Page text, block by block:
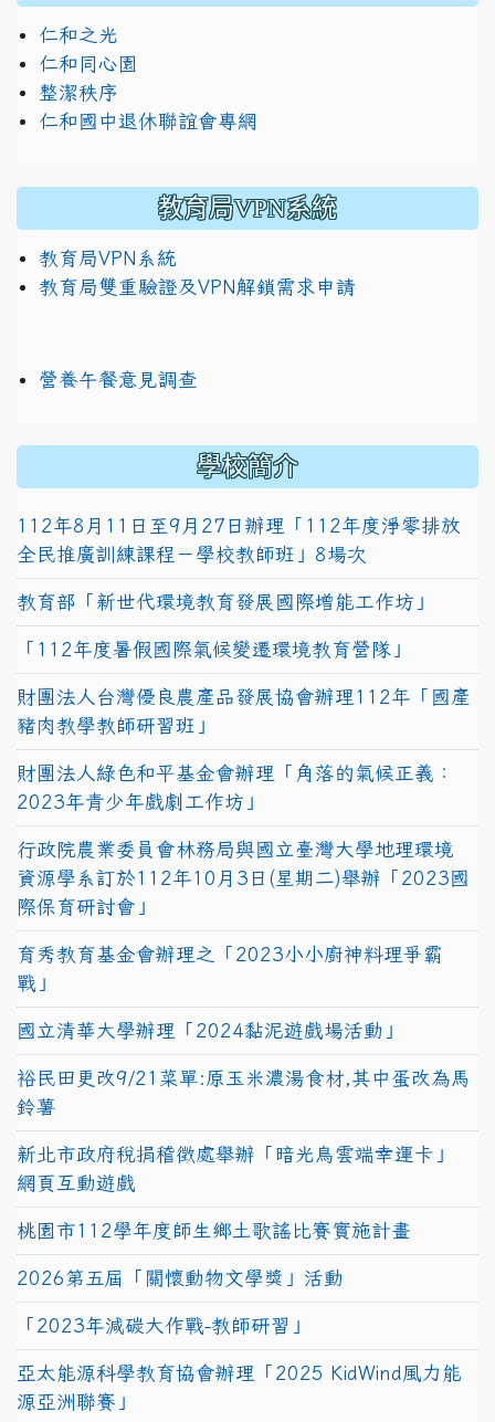
仁和之光
仁和同心園
整潔秩序
仁和國中退休聯誼會專網
教育局VPN系統
教育局VPN系統
教育局雙重驗證及VPN解鎖需求申請
營養午餐意見調查
學校簡介
112年8月11日至9月27日辦理「112年度淨零排放
全民推廣訓練課程－學校教師班」8場次
教育部「新世代環境教育發展國際增能工作坊」
「112年度暑假國際氣候變遷環境教育營隊」
財團法人台灣優良農產品發展協會辦理112年「國產
豬肉教學教師研習班」
財團法人綠色和平基金會辦理「角落的氣候正義：
2023年青少年戲劇工作坊」
行政院農業委員會林務局與國立臺灣大學地理環境
資源學系訂於112年10月3日(星期二)舉辦「2023國
際保育研討會」
育秀教育基金會辦理之「2023小小廚神料理爭霸
戰」
國立清華大學辦理「2024黏泥遊戲場活動」
裕民田更改9/21菜單:原玉米濃湯食材,其中蛋改為馬
鈴薯
新北市政府稅捐稽徵處舉辦「暗光鳥雲端幸運卡」
網頁互動遊戲
桃園市112學年度師生鄉土歌謠比賽實施計畫
2026第五屆「關懷動物文學獎」活動
「2023年減碳大作戰-教師研習」
亞太能源科學教育協會辦理「2025 KidWind風力能
源亞洲聯賽」